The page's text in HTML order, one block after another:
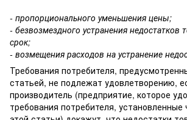
- пропорционального уменьшения цены;
- безвозмездного устранения недостатков
срок;
- возмещения расходов на устранение
Требования потребителя,
статьей, не подлежат удовлетворению,
производитель (предприятие, которое
требования потребителя,